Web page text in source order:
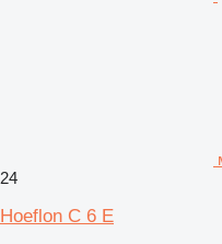
24
Hoeflon C 6 E